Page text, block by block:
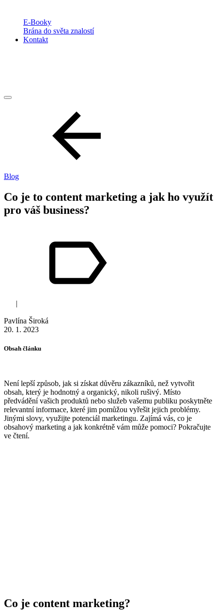
E-Booky
Brána do světa znalostí
Kontakt
Blog
Co je to content marketing a jak ho využít
pro váš business?
|
Pavlína Široká
20. 1. 2023
Obsah článku
Není lepší způsob, jak si získat důvěru zákazníků, než vytvořit
obsah, který je hodnotný a organický, nikoli rušivý. Místo
předvádění vašich produktů nebo služeb vašemu publiku poskytněte
relevantní informace, které jim pomůžou vyřešit jejich problémy.
Jinými slovy, využijte potenciál marketingu. Zajímá vás, co je
obsahový marketing a jak konkrétně vám může pomoci? Pokračujte
ve čtení.
Co je content marketing?